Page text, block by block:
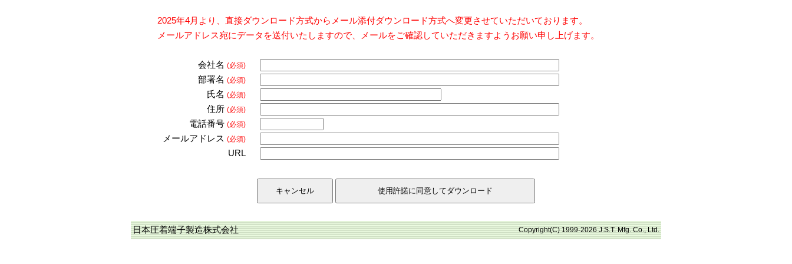
2025年4月より、直接ダウンロード方式からメール添付ダウンロード方式へ変更させていただいております。
メールアドレス宛にデータを送付いたしますので、メールをご確認していただきますようお願い申し上げます。
会社名 (必須)
部署名 (必須)
氏名 (必須)
住所 (必須)
電話番号 (必須)
メールアドレス (必須)
URL
日本圧着端子製造株式会社 Copyright(C) 1999-2026 J.S.T. Mfg. Co., Ltd.